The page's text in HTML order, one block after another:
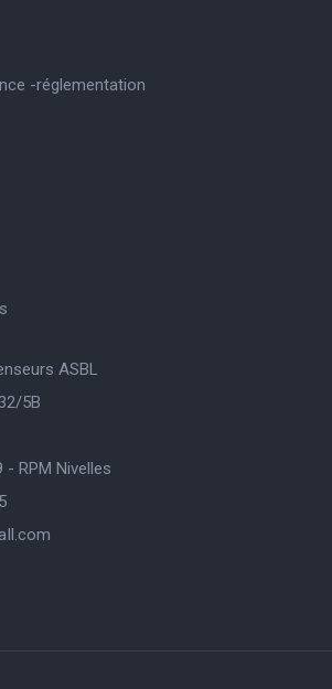
-réglementation
ASBL
5B
- RPM Nivelles